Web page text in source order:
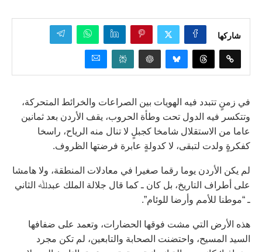
شاركها
في زمنٍ تتبدد فيه الهويات بين الصراعات والخرائط المتحركة،
وتتكسر فيه الدول تحت وطأة الحروب، يقف الأردن بعد ثمانين
عاما من الاستقلال شامخا كجبلٍ لا تنال منه الرياح، راسخا
كفكرةٍ ولدت لتبقى، لا كدولةٍ عابرة فرضتها الظروف.
لم يكن الأردن يوما رقما صغيرا في معادلات المنطقة، ولا هامشا
على أطراف التاريخ، بل كان ـ كما قال جلالة الملك عبدﷲ الثاني
ـ “موطنا للأمم وأرضا للوئام”.
هذه الأرض التي مشت فوقها الحضارات، وتعمد على ضفافها
السيد المسيح، واحتضنت الصحابة والتابعين، لم تكن مجرد